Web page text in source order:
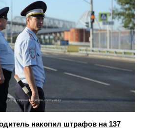
накопил штрафов на 137